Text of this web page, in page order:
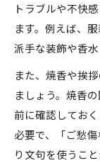
トラブルや不快
ます。例えば、
派手な装飾や香水
また、焼香や挨
ましょう。焼香
前に確認してお
必要で、「ご愁
り文句を使うこと